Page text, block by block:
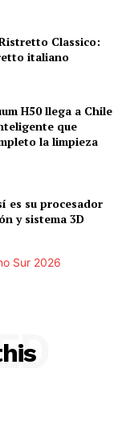
Classico:
italiano
H50 llega a Chile
que
la limpieza
es su procesador
y sistema 3D